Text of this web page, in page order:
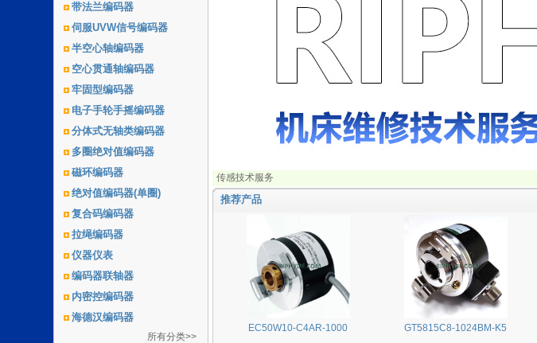
带法兰编码器
伺服UVW信号编码器
半空心轴编码器
空心贯通轴编码器
牢固型编码器
电子手轮手摇编码器
分体式无轴类编码器
多圈绝对值编码器
磁环编码器
绝对值编码器(单圈)
复合码编码器
拉绳编码器
仪器仪表
编码器联轴器
内密控编码器
海德汉编码器
所有分类>>
传感技术服务
推荐产品
EC50W10-C4AR-1000 GT5815C8-1024BM-K5